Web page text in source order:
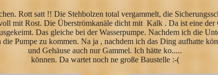
Rott satt !! Die Stehbolzen total vergammelt, die
mit Rost. Die Überströmkanäle dicht mit Kalk . Da ist eine
Das gleiche bei der Wasserpumpe. Nachdem ich die
Pumpe zu kommen. Na ja , nachdem ich das Ding aufhatte
und Gehäuse auch nur Gammel. Ich hätte ko.....
können. Da wartet noch ne große Baustelle :-(